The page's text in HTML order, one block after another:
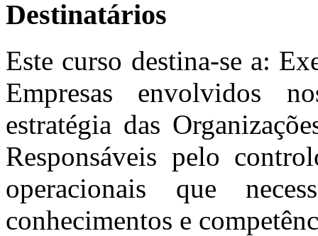
Destinatários
Este curso destina-se a:
Empresas envolvidos
estratégia das
Responsáveis pelo
operacionais que
conhecimentos e